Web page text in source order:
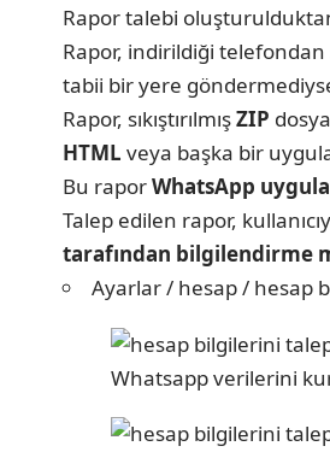
Rapor talebi
Rapor, indirildiği
tabii bir yere
Rapor, sıkıştırılmışZIP
HTML veya başka bir
Bu raporWhatsApp
Talep edilen rapor,
tarafından bilgilendirme
Ayarlar / hesap / hesap
Whatsapp verilerini